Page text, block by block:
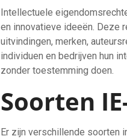
Intellectuele
en innovatieve ideeën. Deze
uitvindingen, merken,
individuen en bedrijven hun
zonder toestemming doen.
Soorten
Er zijn verschillende soorten